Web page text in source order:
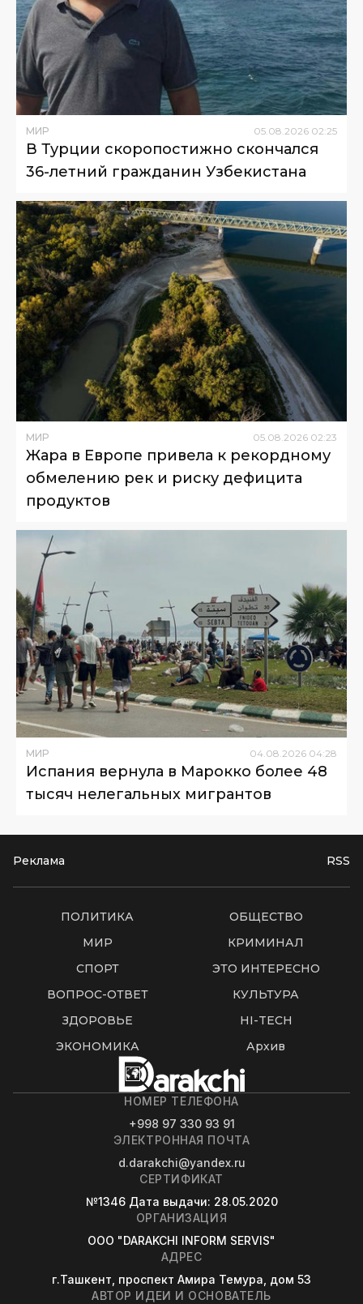
МИР 05 08 2026 02:25
В Турции скоропостижно скончался
36-летний гражданин Узбекистана
МИР 05 08 2026 02:23
Жара в Европе привела к рекордному
обмелению рек и риску дефицита
продуктов
МИР 04 08 2026 04:28
Испания вернула в Марокко более 48
тысяч нелегальных мигрантов
Реклама RSS
ПОЛИТИКА
ОБЩЕСТВО
МИР
КРИМИНАЛ
СПОРТ
ЭТО ИНТЕРЕСНО
ВОПРОС-ОТВЕТ
КУЛЬТУРА
ЗДОРОВЬЕ
HI-TECH
ЭКОНОМИКА
Архив
НОМЕР ТЕЛЕФОНА
+998 97 330 93 91
ЭЛЕКТРОННАЯ ПОЧТА
d.darakchi@yandex.ru
СЕРТИФИКАТ
№1346 Дата выдачи: 28.05.2020
ОРГАНИЗАЦИЯ
OOO "DARAKCHI INFORM SERVIS"
АДРЕС
г.Ташкент, проспект Амира Темура, дом 53
АВТОР ИДЕИ И ОСНОВАТЕЛЬ